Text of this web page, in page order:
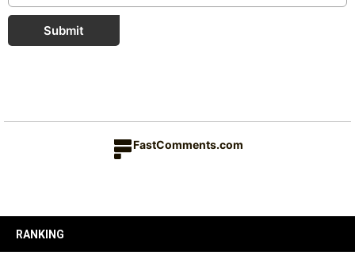
Submit
FastComments.com
RANKING